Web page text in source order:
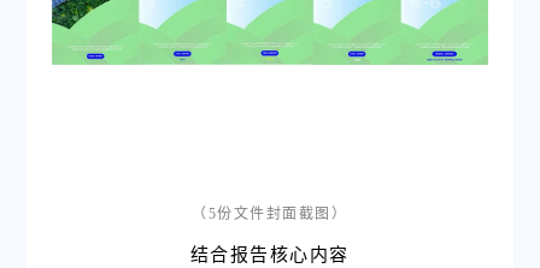
（5份文件封面截图）
结合报告核心内容